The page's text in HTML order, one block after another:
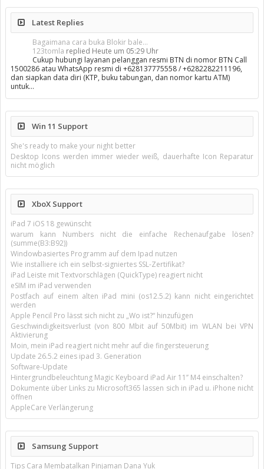
Latest Replies
Bagaimana cara buka Blokir bale...
123tomla replied Heute um 05:29 Uhr
Cukup hubungi layanan pelanggan resmi BTN di nomor BTN Call
1500286 atau WhatsApp resmi di +628137775558 / +6282282211196,
dan siapkan data diri (KTP, buku tabungan, dan nomor kartu ATM)
untuk…
Win 11 Support
She's ready to make your night better
Desktop Icons werden immer wieder weiß, dauerhafte Icon Reparatur
nicht möglich
XboX Support
iPad 7 iOS 18 gewünscht
warum kann Numbers nicht die einfache Rechenaufgabe lösen?
(summe(B3:B92))
Windowbasiertes Programm auf dem Ipad nutzen
Wie installiere ich ein selbst-signiertes SSL-Zertifikat?
iPad Leiste mit Textvorschlägen (QuickType) reagiert nicht
eSIM im iPad verwenden
Postfach auf einem alten iPad mini (os12.5.2) kann nicht eingerichtet
werden
Apple Pencil Pro lässt sich nicht zu „Wo ist?“ hinzufügen
Geschwindigkeitsverlust (von 800 Mbit auf 50Mbit) im WLAN bei VPN
Aktivierung
Moin, mein iPad reagiert nicht mehr auf die fingersteuerung
Update 26.5.2 eines ipad 3. Generation
Software-Update
Hintergrundbeleuchtung Magic Keyboard iPad Air 11’’ M4 einschalten?
Dokumente über Links zu Microsoft365 lassen sich in iPad u. iPhone nicht
öffnen
AppleCare Verlängerung
Samsung Support
Tips Cara Membatalkan Pinjaman Dana Yuk